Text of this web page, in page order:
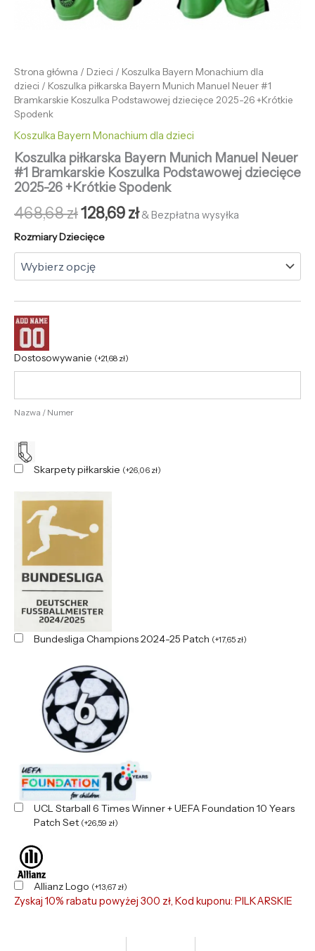
Strona główna / Dzieci / Koszulka Bayern Monachium dla
dzieci / Koszulka piłkarska Bayern Munich Manuel Neuer #1
Bramkarskie Koszulka Podstawowej dziecięce 2025-26 +Krótkie
Spodenk
Koszulka Bayern Monachium dla dzieci
Koszulka piłkarska Bayern Munich Manuel Neuer
#1 Bramkarskie Koszulka Podstawowej dziecięce
2025-26 +Krótkie Spodenk
468,68zł128,69zł & Bezpłatna wysyłka
Rozmiary Dziecięce
Dostosowywanie (+21,68 zł)
Nazwa / Numer
Skarpety piłkarskie (+26,06 zł)
Bundesliga Champions 2024-25 Patch (+17,65 zł)
UCL Starball 6 Times Winner + UEFA Foundation 10 Years
Patch Set (+26,59 zł)
Allianz Logo (+13,67 zł)
Zyskaj 10% rabatu powyżej 300 zł, Kod kuponu: PILKARSKIE